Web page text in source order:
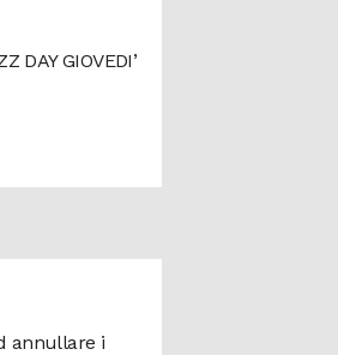
DAY GIOVEDI’
annullare i